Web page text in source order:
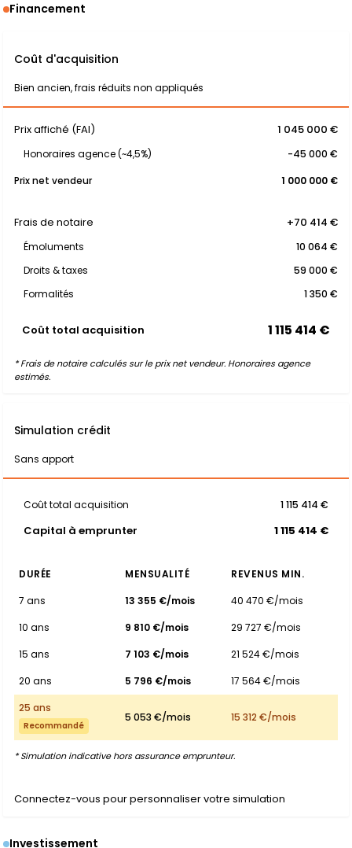
Financement
Coût d'acquisition
Bien ancien, frais réduits non appliqués
Prix affiché (FAI) 1 045 000 €
Honoraires agence (~4,5%)
-45 000 €
Prix net vendeur
1 000 000 €
Frais de notaire +70 414 €
Émoluments
10 064 €
Droits & taxes
59 000 €
Formalités
1 350 €
Coût total acquisition 1 115 414 €
* Frais de notaire calculés sur le prix net vendeur. Honoraires agence
estimés.
Simulation crédit
Sans apport
Coût total acquisition 1 115 414 €
Capital à emprunter 1 115 414 €
DURÉE MENSUALITÉ
REVENUS MIN.
7 ans
13 355 €/mois
40 470 €/mois
10 ans
9 810 €/mois
29 727 €/mois
15 ans
7 103 €/mois
21 524 €/mois
20 ans
5 796 €/mois
17 564 €/mois
25 ans
Recommandé
5 053 €/mois 15 312 €/mois
* Simulation indicative hors assurance emprunteur.
Connectez-vous pour personnaliser votre simulation
Investissement